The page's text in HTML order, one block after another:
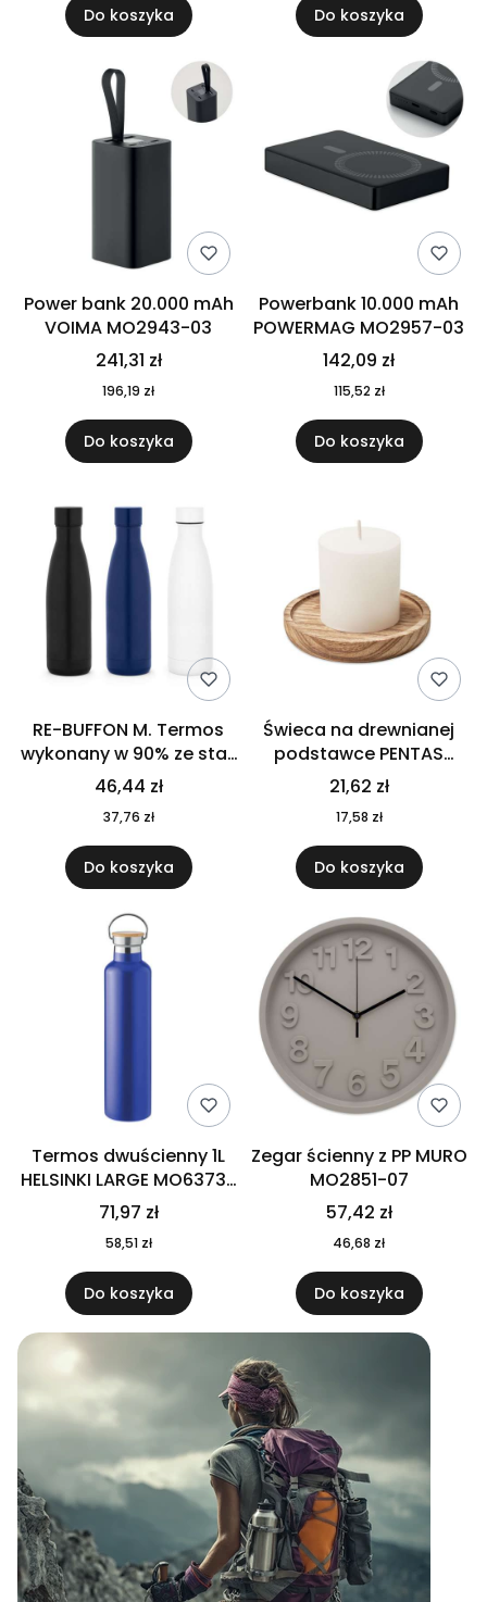
Do koszyka Do koszyka
Power bank 20.000 mAh
VOIMA MO2943-03
241,31 zł
196,19 zł
Do koszyka
Powerbank 10.000 mAh
POWERMAG MO2957-03
142,09 zł
115,52 zł
Do koszyka
RE-BUFFON M. Termos
wykonany w 90% ze stali
nierdzewnej
pochodzącej z
recyklingu 520 ml 94294
46,44 zł
37,76 zł
Do koszyka
Świeca na drewnianej
podstawce PENTAS
MO6282-40
21,62 zł
17,58 zł
Do koszyka
Termos dwuścienny 1L
HELSINKI LARGE MO6373-
04
71,97 zł
58,51 zł
Do koszyka
Zegar ścienny z PP MURO
MO2851-07
57,42 zł
46,68 zł
Do koszyka